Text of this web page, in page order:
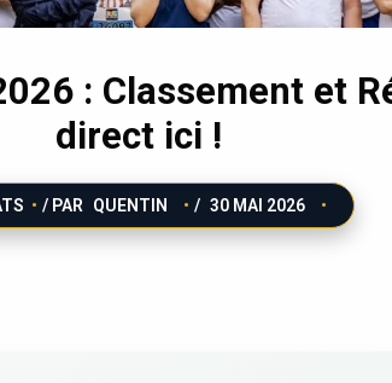
: Classement et
direct ici !
/ PAR QUENTIN / 30 MAI 2026